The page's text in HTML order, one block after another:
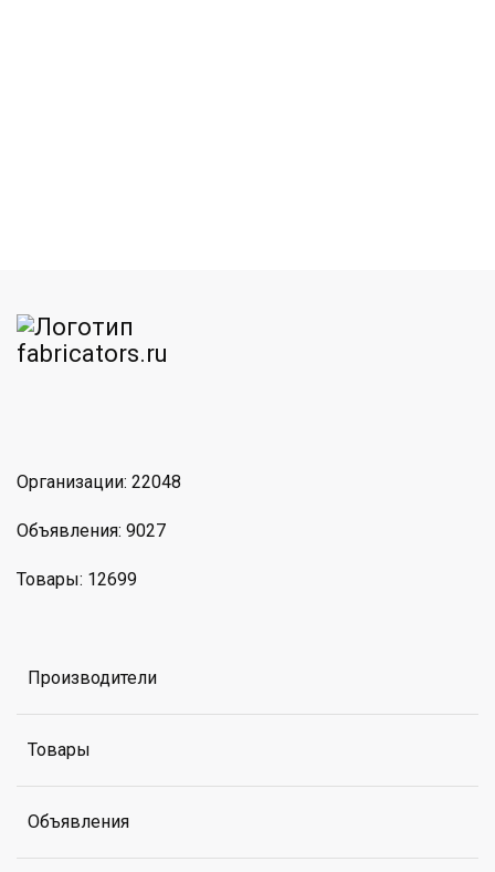
Организации: 22048
Объявления: 9027
Товары: 12699
Производители
Товары
Объявления